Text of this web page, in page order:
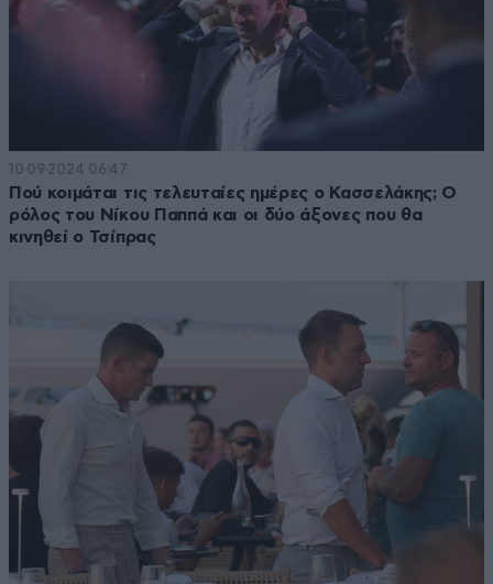
10·09·2024 06:47
Πού κοιμάται τις τελευταίες ημέρες ο Κασσελάκης; Ο
ρόλος του Νίκου Παππά και οι δύο άξονες που θα
κινηθεί ο Τσίπρας